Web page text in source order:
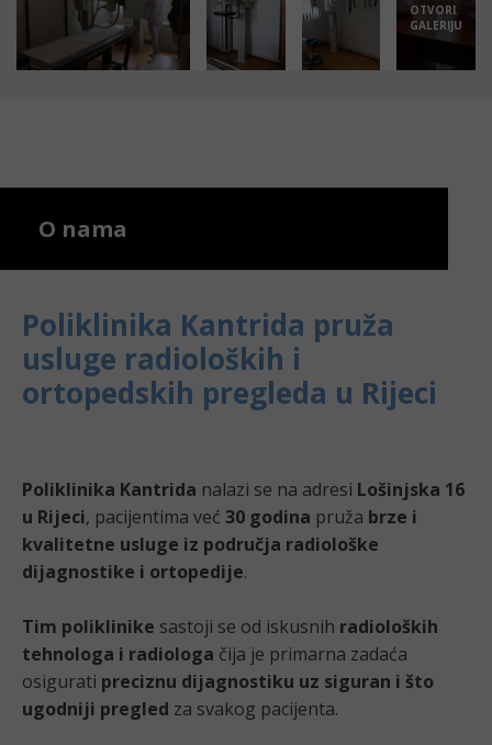
OTVORI
GALERIJU
O nama
Poliklinika Kantrida pruža
usluge radioloških i
ortopedskih pregleda u Rijeci
Poliklinika Kantrida nalazi se na adresi Lošinjska 16
u Rijeci, pacijentima već 30 godina pruža brze i
kvalitetne usluge iz područja radiološke
dijagnostike i ortopedije.
Tim poliklinike sastoji se od iskusnih radioloških
tehnologa i radiologa čija je primarna zadaća
osigurati preciznu dijagnostiku uz siguran i što
ugodniji pregled za svakog pacijenta.